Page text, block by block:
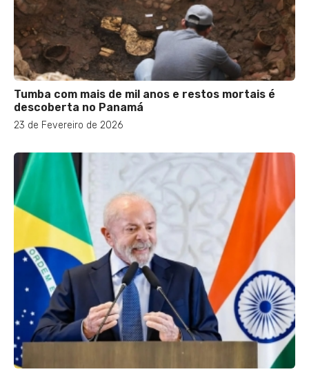
Tumba com mais de mil anos e restos mortais é
descoberta no Panamá
23 de Fevereiro de 2026